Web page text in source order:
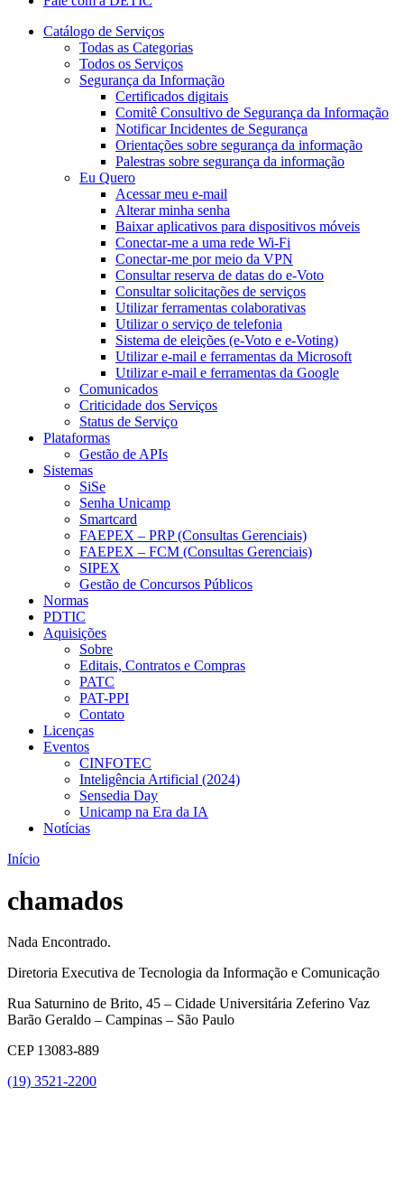
Catálogo de Serviços
Todas as Categorias
Todos os Serviços
Segurança da Informação
Certificados digitais
Comitê Consultivo de Segurança da Informação
Notificar Incidentes de Segurança
Orientações sobre segurança da informação
Palestras sobre segurança da informação
Eu Quero
Acessar meu e-mail
Alterar minha senha
Baixar aplicativos para dispositivos móveis
Conectar-me a uma rede Wi-Fi
Conectar-me por meio da VPN
Consultar reserva de datas do e-Voto
Consultar solicitações de serviços
Utilizar ferramentas colaborativas
Utilizar o serviço de telefonia
Sistema de eleições (e-Voto e e-Voting)
Utilizar e-mail e ferramentas da Microsoft
Utilizar e-mail e ferramentas da Google
Comunicados
Criticidade dos Serviços
Status de Serviço
Plataformas
Gestão de APIs
Sistemas
SiSe
Senha Unicamp
Smartcard
FAEPEX – PRP (Consultas Gerenciais)
FAEPEX – FCM (Consultas Gerenciais)
SIPEX
Gestão de Concursos Públicos
Normas
PDTIC
Aquisições
Sobre
Editais, Contratos e Compras
PATC
PAT-PPI
Contato
Licenças
Eventos
CINFOTEC
Inteligência Artificial (2024)
Sensedia Day
Unicamp na Era da IA
Notícias
Início
chamados
Nada Encontrado.
Diretoria Executiva de Tecnologia da Informação e Comunicação
Rua Saturnino de Brito, 45 – Cidade Universitária Zeferino Vaz
Barão Geraldo – Campinas – São Paulo
CEP 13083-889
(19) 3521-2200